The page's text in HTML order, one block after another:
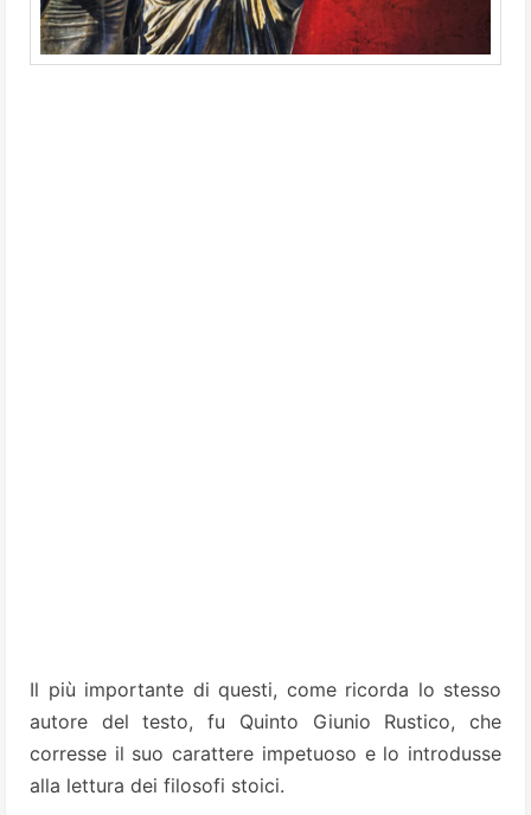
Il più importante di questi, come ricorda lo stesso
autore del testo, fu Quinto Giunio Rustico, che
corresse il suo carattere impetuoso e lo introdusse
alla lettura dei filosofi stoici.